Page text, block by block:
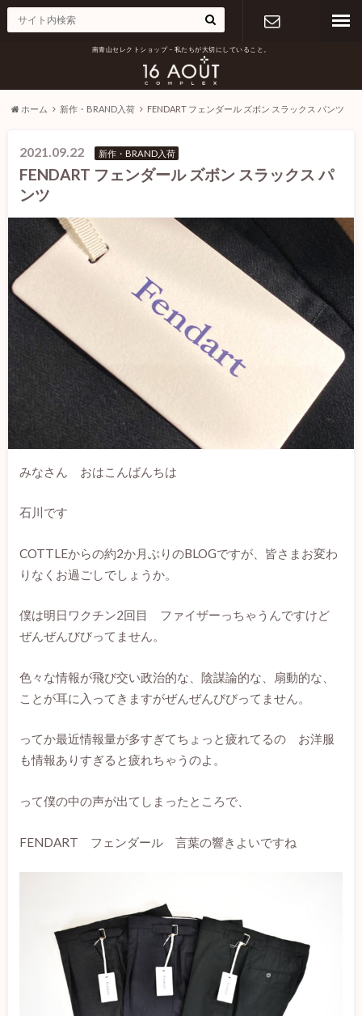
南青山セレクトショップ – 私たちが大切にしていること。
ホーム 新作・BRAND入荷 FENDART フェンダール ズボン スラックス パンツ
2021.09.22 新作・BRAND入荷
FENDART フェンダール ズボン スラックス パ
ンツ
みなさん おはこんばんちは
石川です
COTTLEからの約2か月ぶりのBLOGですが、皆さまお変わ
りなくお過ごしでしょうか。
僕は明日ワクチン2回目 ファイザーっちゃうんですけど
ぜんぜんびびってません。
色々な情報が飛び交い政治的な、陰謀論的な、扇動的な、
ことが耳に入ってきますがぜんぜんびびってません。
ってか最近情報量が多すぎてちょっと疲れてるの お洋服
も情報ありすぎると疲れちゃうのよ。
って僕の中の声が出てしまったところで、
FENDART フェンダール 言葉の響きよいですね